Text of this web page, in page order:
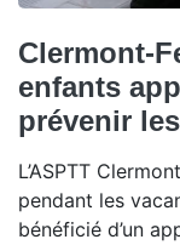
Clermont-
enfants
prévenir
L’ASPTT
pendant les
bénéficié d’un